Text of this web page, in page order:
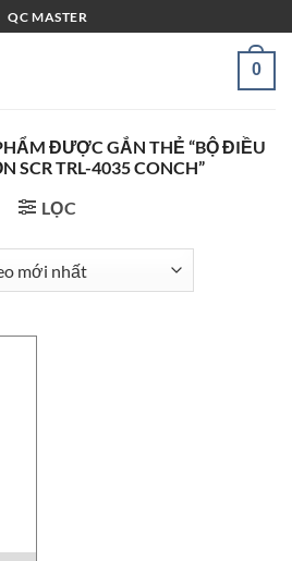
QC MASTER
0
ĐƯỢC GẮN THẺ “BỘ ĐIỀU
SCR TRL-4035 CONCH”
LỌC